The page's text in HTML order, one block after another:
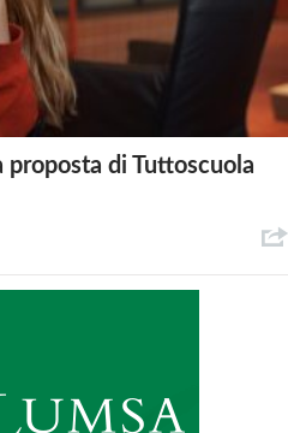
proposta di Tuttoscuola